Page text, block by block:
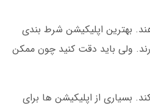
بهترین اپلیکیشن شرط بندی
ولی باید دقت کنید چون ممکن
بسیاری از اپلیکیشن ها برای